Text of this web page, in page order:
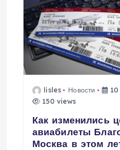
lisles Новости
150 views
Как изменились
авиабилеты
Москва в этом